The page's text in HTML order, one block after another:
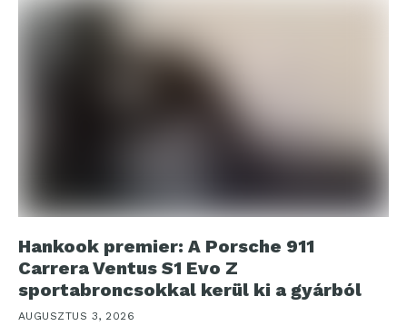
Hankook premier: A Porsche 911
Carrera Ventus S1 Evo Z
sportabroncsokkal kerül ki a gyárból
AUGUSZTUS 3, 2026